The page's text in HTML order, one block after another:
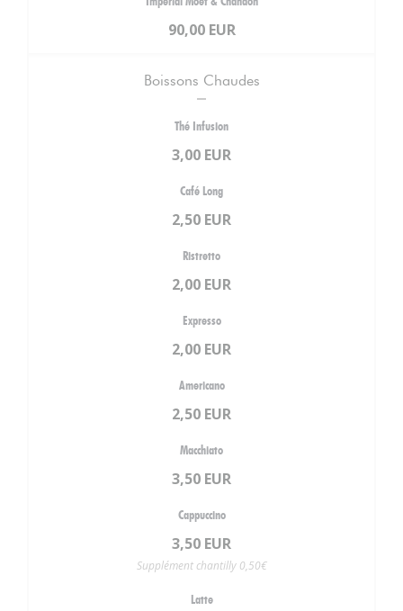
90,00 EUR
Boissons Chaudes
Thé Infusion
3,00 EUR
Café Long
2,50 EUR
Ristretto
2,00 EUR
Expresso
2,00 EUR
Americano
2,50 EUR
Macchiato
3,50 EUR
Cappuccino
3,50 EUR
Supplément chantilly 0,50€
Latte